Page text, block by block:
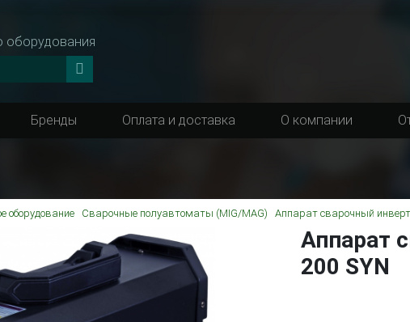
оборудования
Бренды Оплата и доставка О компании
оборудование Сварочные полуавтоматы (MIG/MAG) Аппарат сварочный
Аппарат
200 SYN